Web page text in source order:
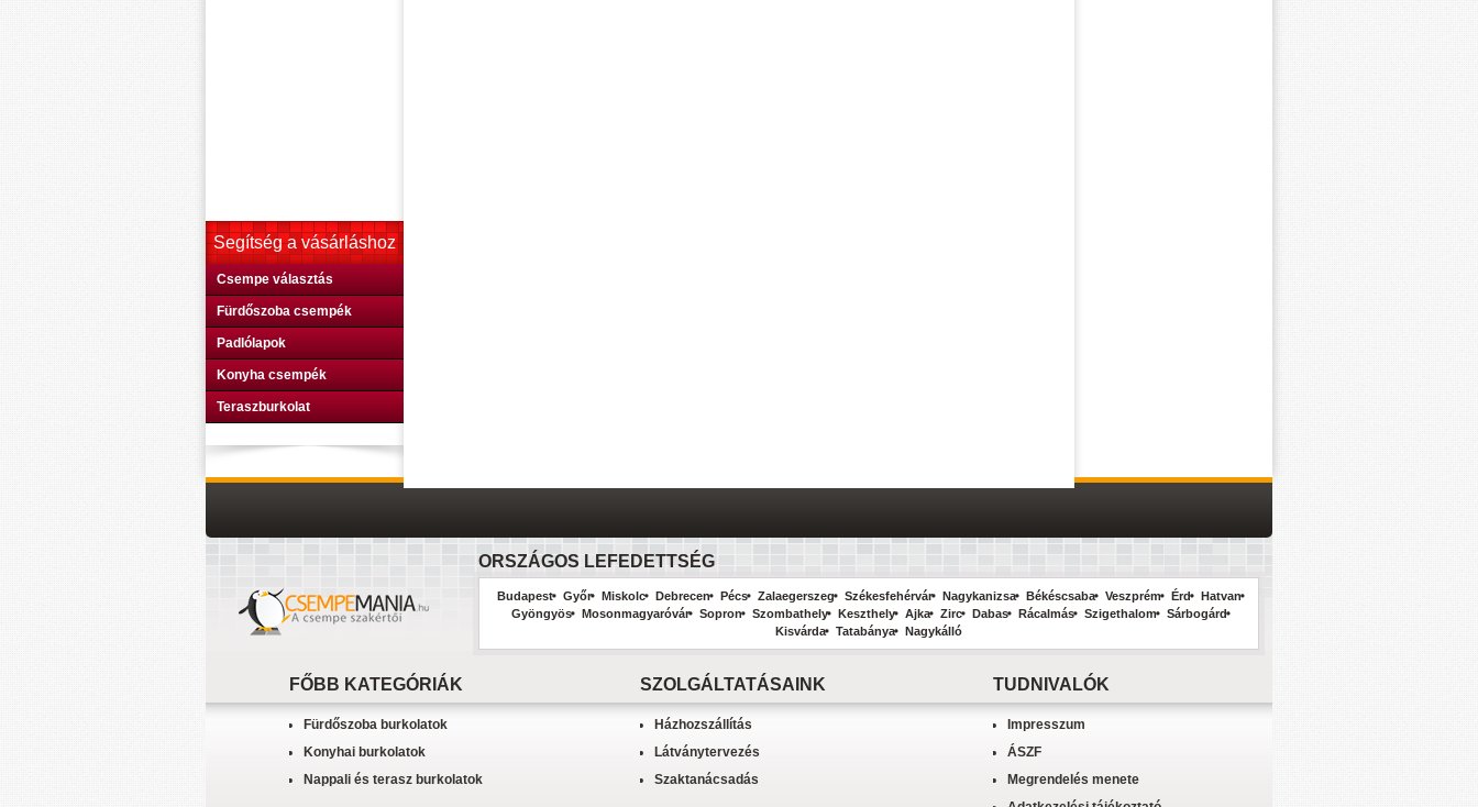
Segítség a vásárláshoz
Csempe választás
Fürdőszoba csempék
Padlólapok
Konyha csempék
Teraszburkolat
ORSZÁGOS LEFEDETTSÉG
Budapest Győr Miskolc Debrecen Pécs Zalaegerszeg Székesfehérvár Nagykanizsa Békéscsaba Veszprém Érd
Hatvan
Gyöngyös
Mosonmagyaróvár Sopron Szombathely Keszthely Ajka Zirc Dabas Rácalmás Szigethalom
Sárbogárd
Kisvárda
Tatabánya Nagykálló
FŐBB KATEGÓRIÁK
Fürdőszoba burkolatok
Konyhai burkolatok
Nappali és terasz burkolatok
SZOLGÁLTATÁSAINK
Házhozszállítás
Látványtervezés
Szaktanácsadás
TUDNIVALÓK
Impresszum
ÁSZF
Megrendelés menete